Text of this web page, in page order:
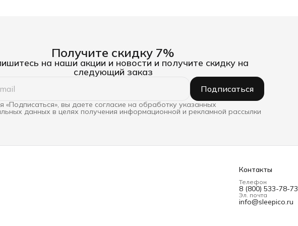
Получите скидку 7%
на наши акции и новости и получите скидку на
следующий заказ
Подписаться
«Подписаться», вы даете согласие на обработку указанных
данных в целях получения информационной и рекламной рассылки
Контакты
Телефон
8 (800) 533-78-73
Эл. почта
info@sleepico.ru